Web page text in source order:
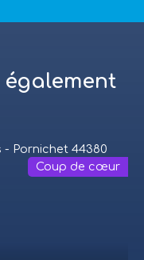
également
Coup de cœur